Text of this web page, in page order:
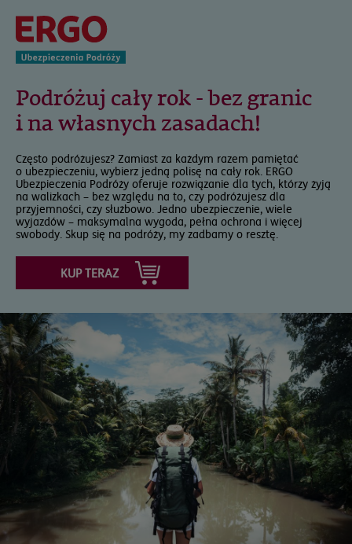
Podróżuj cały rok - bez granic
i na własnych zasadach!
Często podróżujesz? Zamiast za każdym razem pamiętać
o ubezpieczeniu, wybierz jedną polisę na cały rok. ERGO
Ubezpieczenia Podróży oferuje rozwiązanie dla tych, którzy żyją
na walizkach – bez względu na to, czy podróżujesz dla
przyjemności, czy służbowo. Jedno ubezpieczenie, wiele
wyjazdów – maksymalna wygoda, pełna ochrona i więcej
swobody. Skup się na podróży, my zadbamy o resztę.
KUP TERAZ